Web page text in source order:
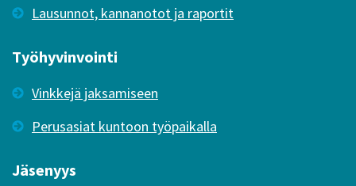
Lausunnot, kannanotot ja raportit
Työhyvinvointi
Vinkkejä jaksamiseen
Perusasiat kuntoon työpaikalla
Jäsenyys